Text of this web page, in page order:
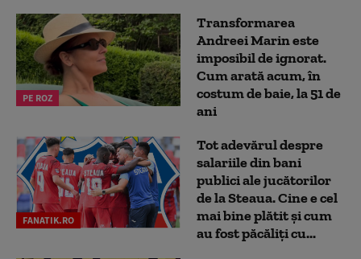
PE ROZ
Transformarea
Andreei Marin este
imposibil de ignorat.
Cum arată acum, în
costum de baie, la 51 de
ani
FANATIK.RO
Tot adevărul despre
salariile din bani
publici ale jucătorilor
de la Steaua. Cine e cel
mai bine plătit și cum
au fost păcăliți cu...